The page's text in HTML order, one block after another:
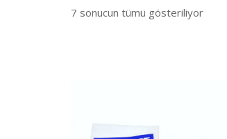
7 sonucun tümü gösteriliyor